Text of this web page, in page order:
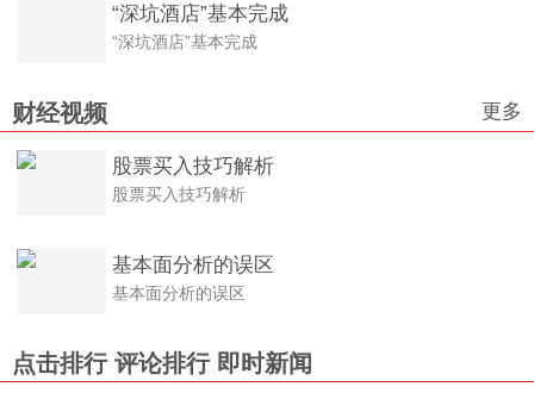
“深坑酒店”基本完成
“深坑酒店”基本完成
财经视频 更多
股票买入技巧解析
股票买入技巧解析
基本面分析的误区
基本面分析的误区
点击排行 评论排行 即时新闻